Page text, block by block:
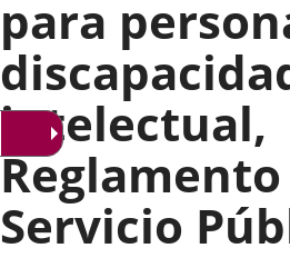
para
intelectual,
Servicio